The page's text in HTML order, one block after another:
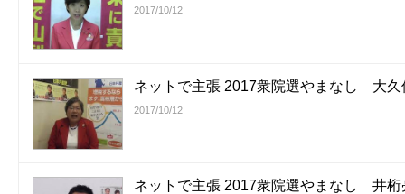
2017/10/12
ネットで主張 2017衆院選やまなし 大久
2017/10/12
ネットで主張 2017衆院選やまなし 井桁